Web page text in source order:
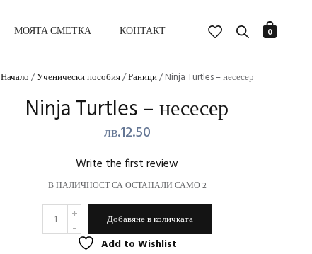
МОЯТА СМЕТКА КОНТАКТ 0
Начало/Ученически пособия/Раници/ Ninja Turtles – несесер
Ninja Turtles – несесер
лв.12.50
Write the first review
В НАЛИЧНОСТ СА ОСТАНАЛИ САМО 2
КОЛИЧЕСТВО
NINJA
TURTLES
Добавяне в количката
Add to Wishlist